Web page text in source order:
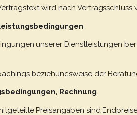
wird nach
unserer Dienstleistungen
beziehungsweise der
Rechnung
Preisangaben sind